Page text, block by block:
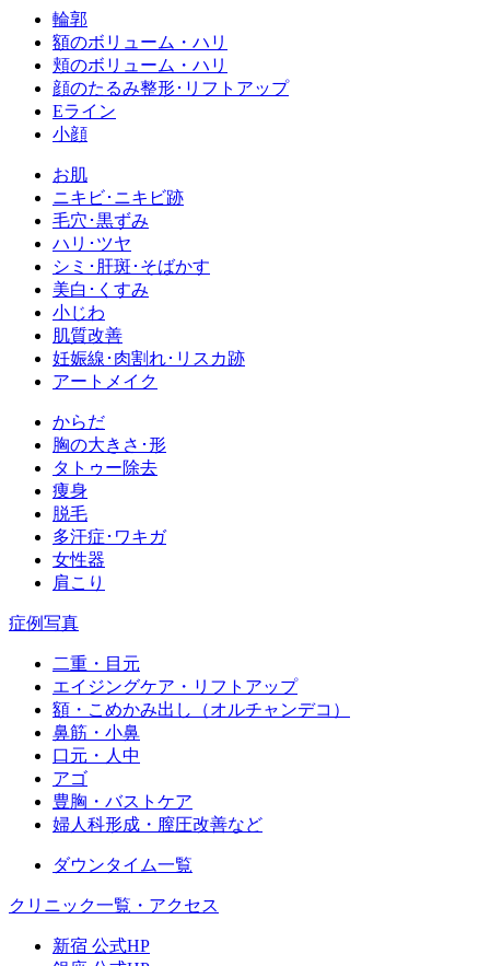
輪郭
額のボリューム・ハリ
頬のボリューム・ハリ
顔のたるみ整形･リフトアップ
Eライン
小顔
お肌
ニキビ･ニキビ跡
毛穴･黒ずみ
ハリ･ツヤ
シミ･肝斑･そばかす
美白･くすみ
小じわ
肌質改善
妊娠線･肉割れ･リスカ跡
アートメイク
からだ
胸の大きさ･形
タトゥー除去
痩身
脱毛
多汗症･ワキガ
女性器
肩こり
症例写真
二重・目元
エイジングケア・リフトアップ
額・こめかみ出し（オルチャンデコ）
鼻筋・小鼻
口元・人中
アゴ
豊胸・バストケア
婦人科形成・膣圧改善など
ダウンタイム一覧
クリニック一覧・アクセス
新宿 公式HP